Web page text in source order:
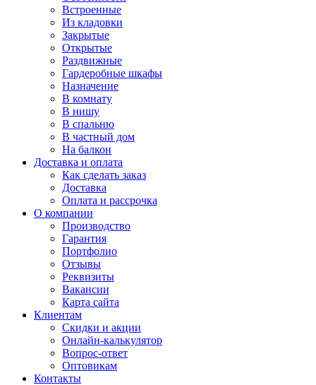
Встроенные
Из кладовки
Закрытые
Открытые
Раздвижные
Гардеробные шкафы
Назначение
В комнату
В нишу
В спальню
В частный дом
На балкон
Доставка и оплата
Как сделать заказ
Доставка
Оплата и рассрочка
О компании
Производство
Гарантия
Портфолио
Отзывы
Реквизиты
Вакансии
Карта сайта
Клиентам
Скидки и акции
Онлайн-калькулятор
Вопрос-ответ
Оптовикам
Контакты